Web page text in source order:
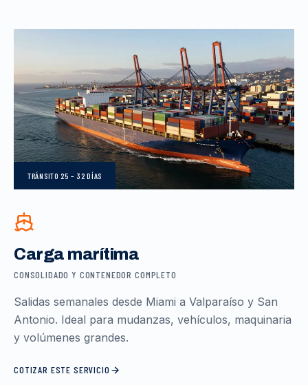
TRÁNSITO 25 – 32 DÍAS
Carga marítima
CONSOLIDADO Y CONTENEDOR COMPLETO
Salidas semanales desde Miami a Valparaíso y San
Antonio. Ideal para mudanzas, vehículos, maquinaria
y volúmenes grandes.
COTIZAR ESTE SERVICIO